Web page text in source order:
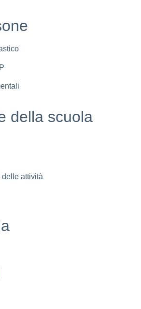
della scuola
attività